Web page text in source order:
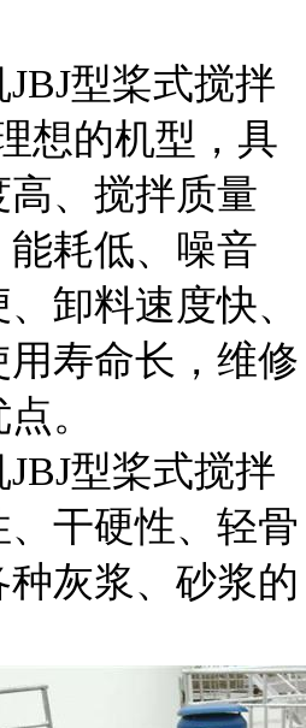
型桨式搅拌
想的机型，具
、搅拌质量
耗低、噪音
卸料速度快、
寿命长，维修
。
型桨式搅拌
干硬性、轻骨
灰浆、砂浆的